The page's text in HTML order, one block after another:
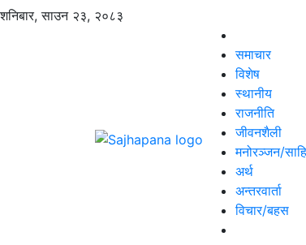
शनिबार, साउन २३, २०८३
समाचार
विशेष
स्थानीय
राजनीति
जीवनशैली
मनोरञ्जन/
अर्थ
अन्तरवार्ता
विचार/बहस